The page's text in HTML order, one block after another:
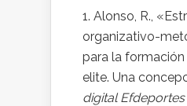
Alonso, R.,
organizativo-
para la
elite. Una
digital Efdeportes